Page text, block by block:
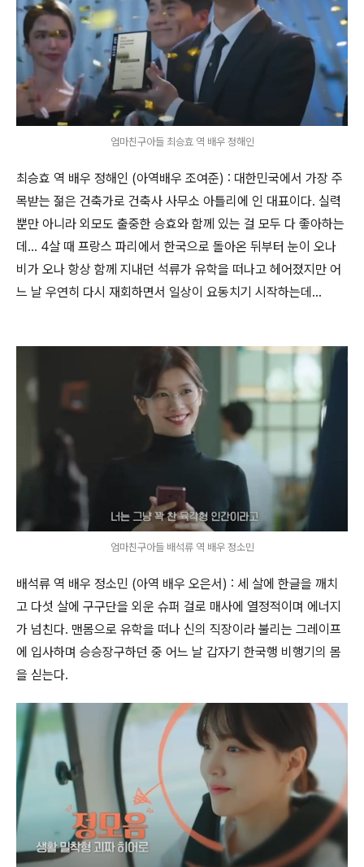
엄마친구아들 최승효 역 배우 정해인
최승효 역 배우 정해인 (아역배우 조여준) : 대한민국에서 가장 주
목받는 젊은 건축가로 건축사 사무소 아틀리에 인 대표이다. 실력
뿐만 아니라 외모도 출중한 승효와 함께 있는 걸 모두 다 좋아하는
데... 4살 때 프랑스 파리에서 한국으로 돌아온 뒤부터 눈이 오나
비가 오나 항상 함께 지내던 석류가 유학을 떠나고 헤어졌지만 어
느 날 우연히 다시 재회하면서 일상이 요동치기 시작하는데...
엄마친구아들 배석류 역 배우 정소민
배석류 역 배우 정소민 (아역 배우 오은서) : 세 살에 한글을 깨치
고 다섯 살에 구구단을 외운 슈퍼 걸로 매사에 열정적이며 에너지
가 넘친다. 맨몸으로 유학을 떠나 신의 직장이라 불리는 그레이프
에 입사하며 승승장구하던 중 어느 날 갑자기 한국행 비행기의 몸
을 싣는다.